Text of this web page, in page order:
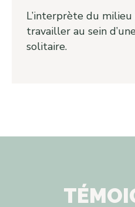
L’interprète du
travailler au sein
solitaire.